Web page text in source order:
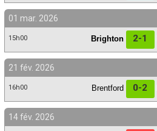
01 mar. 2026
15h00 Brighton 2-1
21 fév. 2026
16h00 Brentford 0-2
14 fév. 2026